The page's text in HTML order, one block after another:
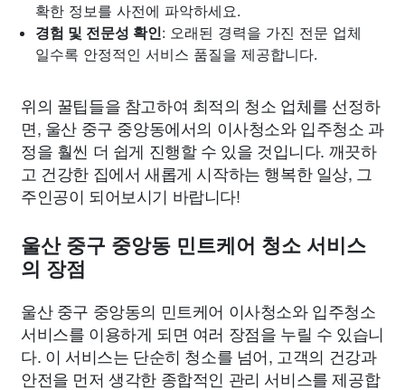
확한 정보를 사전에 파악하세요.
경험 및 전문성 확인: 오래된 경력을 가진 전문 업체
일수록 안정적인 서비스 품질을 제공합니다.
위의 꿀팁들을 참고하여 최적의 청소 업체를 선정하
면, 울산 중구 중앙동에서의 이사청소와 입주청소 과
정을 훨씬 더 쉽게 진행할 수 있을 것입니다. 깨끗하
고 건강한 집에서 새롭게 시작하는 행복한 일상, 그
주인공이 되어보시기 바랍니다!
울산 중구 중앙동 민트케어 청소 서비스
의 장점
울산 중구 중앙동의 민트케어 이사청소와 입주청소
서비스를 이용하게 되면 여러 장점을 누릴 수 있습니
다. 이 서비스는 단순히 청소를 넘어, 고객의 건강과
안전을 먼저 생각한 종합적인 관리 서비스를 제공합